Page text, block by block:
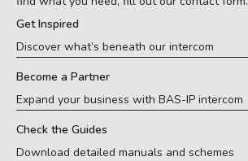
Get Inspired
Discover what’s beneath our intercom
Become a Partner
Expand your business with BAS-IP intercom
Check the Guides
Download detailed manuals and schemes